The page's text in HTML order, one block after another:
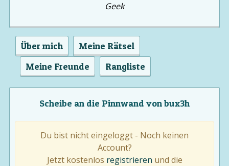
Geek
Über mich
Meine Rätsel
Meine Freunde
Rangliste
Scheibe an die Pinnwand von bux3h
Du bist nicht eingeloggt - Noch keinen
Account?
Jetzt kostenlos registrieren und die